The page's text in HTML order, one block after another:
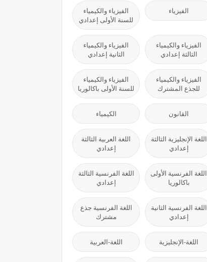
الفيزياء
الفيزياء والكيمياء
للسنة الأولى إعدادي
الفيزياء والكيمياء
الثالثة إعدادي
الفيزياء والكيمياء
الثانية إعدادي
الفيزياء والكيمياء
للجذع المشترك
الفيزياء والكيمياء
للسنة الأولى باكالوريا
القانون الكيمياء
اللغة الإنجليزية الثالثة
إعدادي
اللغة العربية الثالثة
إعدادي
اللغة الفرنسية الأولى
باكالوريا
اللغة الفرنسية الثالثة
إعدادي
اللغة الفرنسية الثانية
إعدادي
اللغة الفرنسية جذع
مشترك
اللغة-الإنجليزية اللغة-العربية